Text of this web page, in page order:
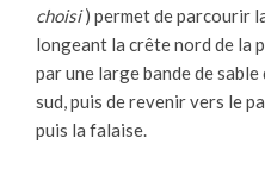
choisi) permet de parcourir
longeant la crête nord de la
par une large bande de
sud, puis de revenir vers le
puis la falaise.